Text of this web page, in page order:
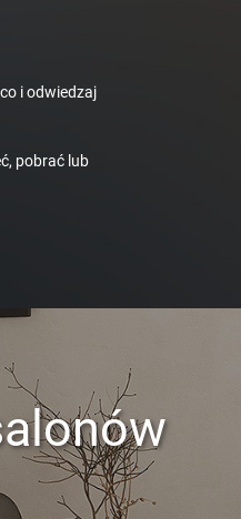
i odwiedzaj
pobrać lub